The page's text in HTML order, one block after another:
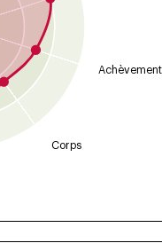
Achèvement
Corps